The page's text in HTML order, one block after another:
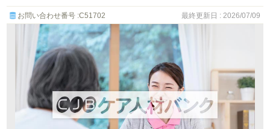
お問い合わせ番号 :C51702 最終更新日 : 2026/07/09